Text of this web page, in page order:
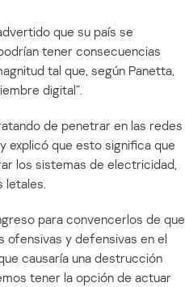
que su país se
tener consecuencias
tal que, según Panetta,
digital”.
de penetrar en las redes
explicó que esto significa que
los sistemas de electricidad,
letales.
para convencerlos de que
ofensivas y defensivas en el
causaría una destrucción
tener la opción de actuar